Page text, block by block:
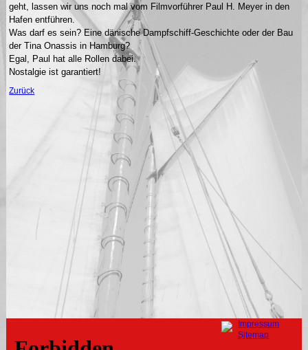
geht, lassen wir uns noch mal vom Filmvorführer Paul H. Meyer in den
Hafen entführen.
Was darf es sein? Eine dänische Dampfschiff-Geschichte oder der Bau
der Tina Onassis in Hamburg?
Egal, Paul hat alle Rollen dabei.
Nostalgie ist garantiert!
Zurück
Navigation
überspringen
Impressum
Sitemap